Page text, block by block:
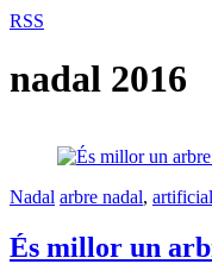
RSS
nadal 2016
Nadal arbre nadal, artificial
És millor un